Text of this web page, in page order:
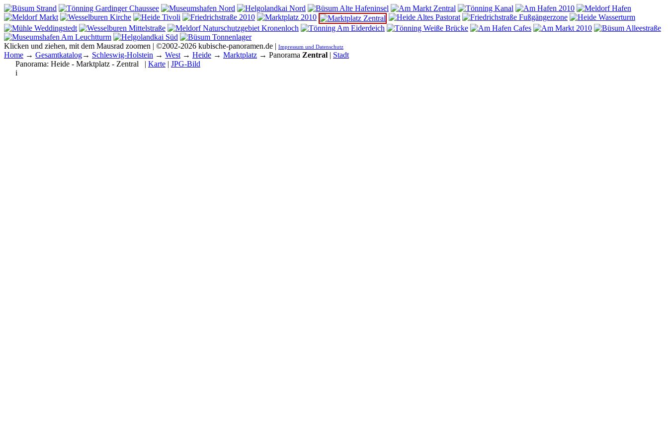
Klicken und ziehen, mit dem Mausrad zoomen | ©2002-2026 kubische-panoramen.de | Impressum und Datenschutz
Home → Gesamtkatalog→ Schleswig-Holstein → West → Heide → Marktplatz → Panorama Zentral | Stadt
Panorama: Heide - Marktplatz - Zentral | Karte | JPG-Bild
i